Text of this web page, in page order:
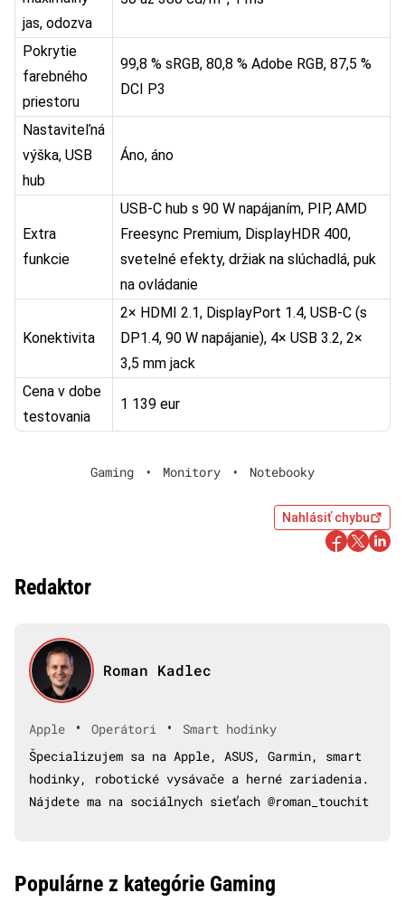
jas, odozva
Pokrytie
farebného
priestoru
99,8 % sRGB, 80,8 % Adobe RGB, 87,5 %
DCI P3
Nastaviteľná
výška, USB
hub
Áno, áno
Extra
funkcie
USB-C hub s 90 W napájaním, PIP, AMD
Freesync Premium, DisplayHDR 400,
svetelné efekty, držiak na slúchadlá, puk
na ovládanie
Konektivita
2× HDMI 2.1, DisplayPort 1.4, USB-C (s
DP1.4, 90 W napájanie), 4× USB 3.2, 2×
3,5 mm jack
Cena v dobe
testovania
1 139 eur
Gaming • Monitory • Notebooky
Nahlásiť chybu
Redaktor
Roman Kadlec
Apple • Operátori •
Smart hodinky
Špecializujem sa na Apple, ASUS, Garmin, smart
hodinky, robotické vysávače a herné zariadenia.
Nájdete ma na sociálnych sieťach @roman_touchit
Populárne z kategórie Gaming